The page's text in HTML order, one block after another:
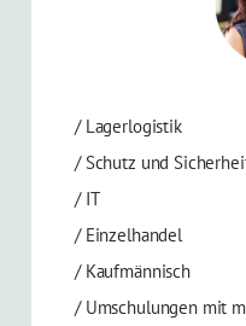
/ Lagerlogistik
/Schutz und
/ IT
/ Einzelhandel
/ Kaufmännisch
/ Umschulungen mit